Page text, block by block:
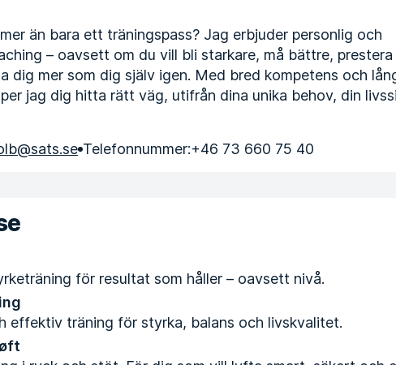
än bara ett träningspass? Jag erbjuder personlig och
– oavsett om du vill bli starkare, må bättre,
dig mer som dig själv igen. Med bred kompetens och
jag dig hitta rätt väg, utifrån dina unika behov, din
Telefonnummer:+46 73 660 75 40
för resultat som håller – oavsett nivå.
effektiv träning för styrka, balans och livskvalitet.